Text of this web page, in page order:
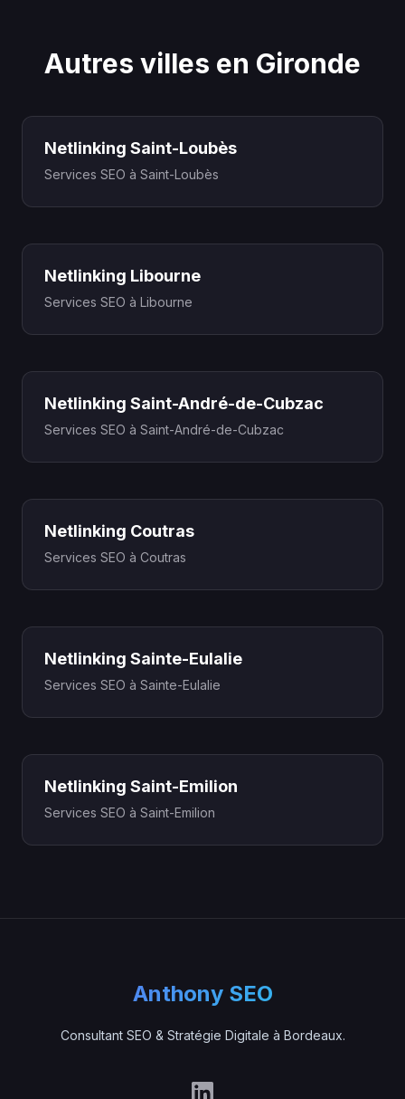
Autres villes en Gironde
Netlinking Saint-Loubès
Services SEO à Saint-Loubès
Netlinking Libourne
Services SEO à Libourne
Netlinking Saint-André-de-Cubzac
Services SEO à Saint-André-de-Cubzac
Netlinking Coutras
Services SEO à Coutras
Netlinking Sainte-Eulalie
Services SEO à Sainte-Eulalie
Netlinking Saint-Emilion
Services SEO à Saint-Emilion
Anthony SEO
Consultant SEO & Stratégie Digitale à Bordeaux.